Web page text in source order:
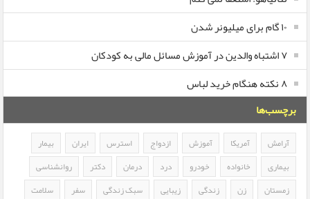
۱۰ گام برای میلیونر شدن
۷ اشتباه والدین در آموزش مسائل مالی به کودکان
۸ نکته هنگام خرید لباس
برچسب‌ها
آرامش آمریکا آموزش ازدواج استرس ایران
بیمار
بیماری
خانواده خودرو درد درمان دکتر
روانشناسی
زمستان
زن زندگی زیبایی سبک زندگی سفر
سلامت